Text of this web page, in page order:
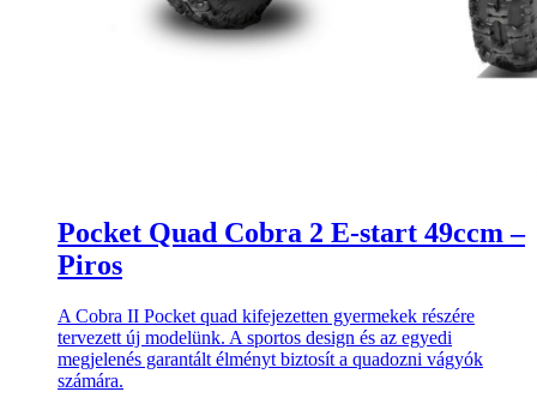
Pocket Quad Cobra 2 E-start 49ccm –
Piros
A Cobra II Pocket quad kifejezetten gyermekek részére
tervezett új modelünk. A sportos design és az egyedi
megjelenés garantált élményt biztosít a quadozni vágyók
számára.